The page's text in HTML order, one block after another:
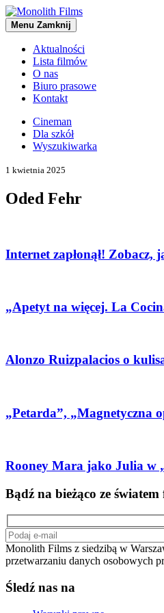
Menu Zamknij
Aktualności
Lista filmów
O nas
Biuro prasowe
Kontakt
Cineman
Dla szkół
Wyszukiwarka
1 kwietnia 2025
Oded Fehr
Internet zapłonął!
„Apetyt na więcej. La
Alonzo Ruizpalacios o
„Petarda”, „Magnetyczna
Rooney Mara jako Julia w
Bądź na bieżąco ze
Monolith Films z siedzibą w
przetwarzaniu danych osobowych
Śledź nas na